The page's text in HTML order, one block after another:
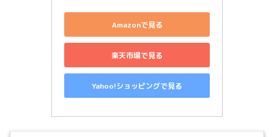
Amazonで見る
楽天市場で見る
Yahoo!ショッピングで見る